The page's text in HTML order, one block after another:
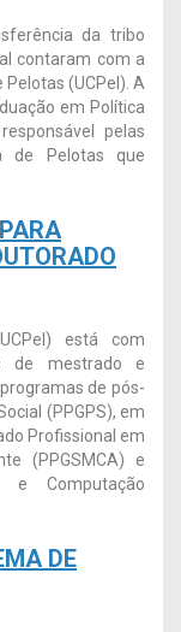
da tribo
contaram com a
(UCPel). A
em Política
pelas
de Pelotas que
está com
de mestrado e
de pós-
(PPGPS), em
Profissional em
(PPGSMCA) e
e Computação
DE